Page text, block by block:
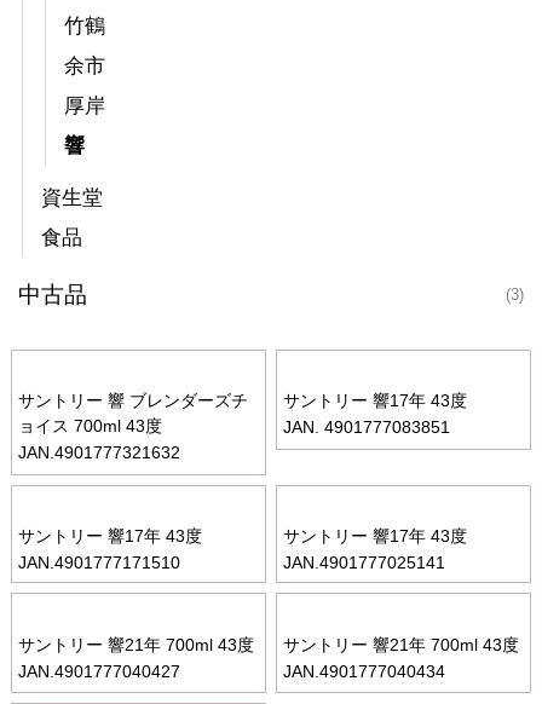
竹鶴
余市
厚岸
響
資生堂
食品
中古品 (3)
サントリー 響 ブレンダーズチ
ョイス 700ml 43度
JAN.4901777321632
サントリー 響17年 43度
JAN. 4901777083851
サントリー 響17年 43度
JAN.4901777171510
サントリー 響17年 43度
JAN.4901777025141
サントリー 響21年 700ml 43度
JAN.4901777040427
サントリー 響21年 700ml 43度
JAN.4901777040434